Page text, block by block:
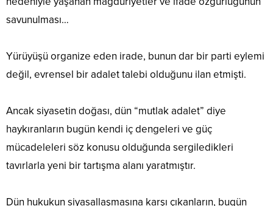
savunulması…
Yürüyüşü organize eden irade, bunun dar bir parti eylemi
değil, evrensel bir adalet talebi olduğunu ilan etmişti.
Ancak siyasetin doğası, dün “mutlak adalet” diye
haykıranların bugün kendi iç dengeleri ve güç
mücadeleleri söz konusu olduğunda sergiledikleri
tavırlarla yeni bir tartışma alanı yaratmıştır.
Dün hukukun siyasallaşmasına karşı çıkanların, bugün